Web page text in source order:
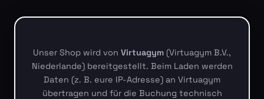
Unser Shop wird von Virtuagym (Virtuagym B.V.,
Niederlande) bereitgestellt. Beim Laden werden
Daten (z. B. eure IP-Adresse) an Virtuagym
übertragen und für die Buchung technisch